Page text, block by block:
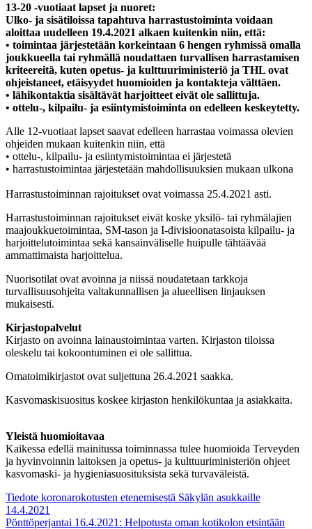
13-20 -vuotiaat lapset ja nuoret:
Ulko- ja sisätiloissa tapahtuva harrastustoiminta voidaan
aloittaa uudelleen 19.4.2021 alkaen kuitenkin niin, että:
• toimintaa järjestetään korkeintaan 6 hengen ryhmissä omalla
joukkueella tai ryhmällä noudattaen turvallisen harrastamisen
kriteereitä, kuten opetus- ja kulttuuriministeriö ja THL ovat
ohjeistaneet, etäisyydet huomioiden ja kontakteja välttäen.
• lähikontaktia sisältävät harjoitteet eivät ole sallittuja.
• ottelu-, kilpailu- ja esiintymistoiminta on edelleen keskeytetty.
Alle 12-vuotiaat lapset saavat edelleen harrastaa voimassa olevien
ohjeiden mukaan kuitenkin niin, että
• ottelu-, kilpailu- ja esiintymistoimintaa ei järjestetä
• harrastustoimintaa järjestetään mahdollisuuksien mukaan ulkona
Harrastustoiminnan rajoitukset ovat voimassa 25.4.2021 asti.
Harrastustoiminnan rajoitukset eivät koske yksilö- tai ryhmälajien
maajoukkuetoimintaa, SM-tason ja I-divisioonatasoista kilpailu- ja
harjoittelutoimintaa sekä kansainväliselle huipulle tähtäävää
ammattimaista harjoittelua.
Nuorisotilat ovat avoinna ja niissä noudatetaan tarkkoja
turvallisuusohjeita valtakunnallisen ja alueellisen linjauksen
mukaisesti.
Kirjastopalvelut
Kirjasto on avoinna lainaustoimintaa varten. Kirjaston tiloissa
oleskelu tai kokoontuminen ei ole sallittua.
Omatoimikirjastot ovat suljettuna 26.4.2021 saakka.
Kasvomaskisuositus koskee kirjaston henkilökuntaa ja asiakkaita.
Yleistä huomioitavaa
Kaikessa edellä mainitussa toiminnassa tulee huomioida Terveyden
ja hyvinvoinnin laitoksen ja opetus- ja kulttuuriministeriön ohjeet
kasvomaski- ja hygieniasuosituksista sekä turvaväleistä.
Artikkelien
selaus
Tiedote koronarokotusten etenemisestä Säkylän asukkaille
14.4.2021
Pönttöperjantai 16.4.2021: Helpotusta oman kotikolon etsintään